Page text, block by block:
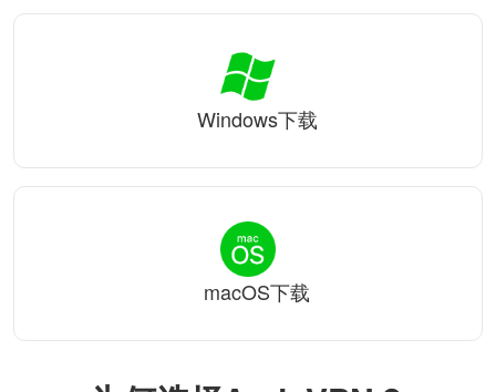
Windows下载
macOS下载